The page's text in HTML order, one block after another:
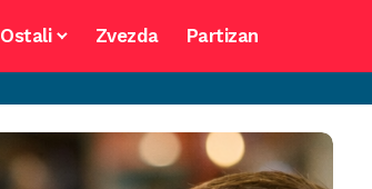
Ostali Zvezda Partizan